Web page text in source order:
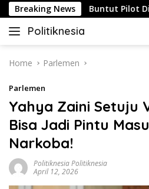
Skip
to
content
Breaking NewsBuntut Pilot
Politiknesia
Politiknesia.com
Home Parlemen
Parlemen
Yahya Zaini Setuju
Bisa Jadi Pintu
Narkoba!
Politiknesia Politiknesia
April 12, 2026